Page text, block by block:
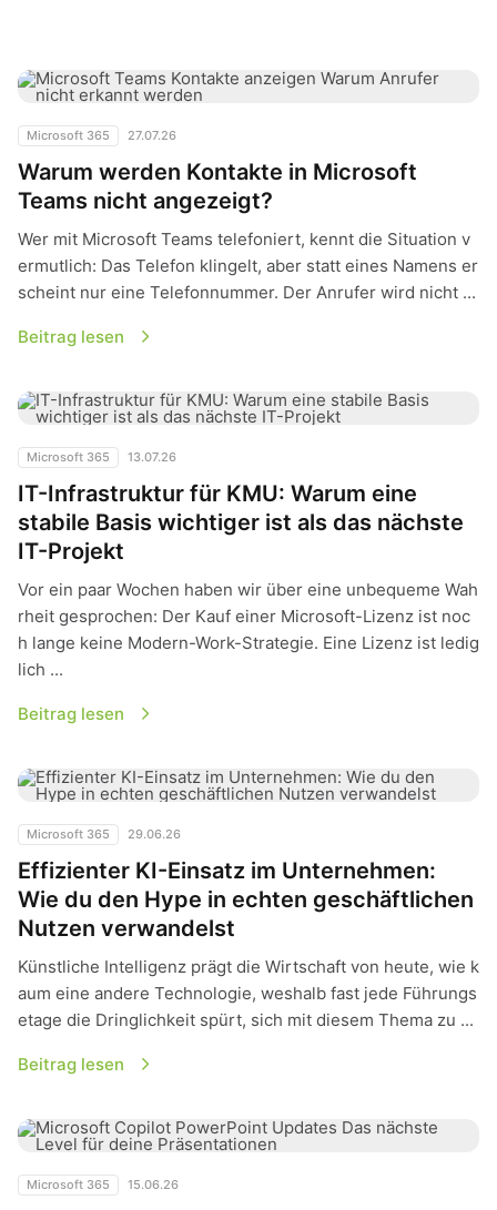
Microsoft 365 27.07.26
Warum werden Kontakte in Microsoft
Teams nicht angezeigt?
Wer mit Microsoft Teams telefoniert, kennt die Situation v
ermutlich: Das Telefon klingelt, aber statt eines Namens er
scheint nur eine Telefonnummer. Der Anrufer wird nicht ...
Beitrag lesen
Warum werden Kontakte in Microsoft Teams nicht angezeigt?
Microsoft 365 13.07.26
IT-Infrastruktur für KMU: Warum eine
stabile Basis wichtiger ist als das nächste
IT-Projekt
Vor ein paar Wochen haben wir über eine unbequeme Wah
rheit gesprochen: Der Kauf einer Microsoft-Lizenz ist noc
h lange keine Modern-Work-Strategie. Eine Lizenz ist ledig
lich ...
Beitrag lesen
IT-Infrastruktur für KMU: Warum eine stabile Basis wichtiger
Microsoft 365 29.06.26
Effizienter KI-Einsatz im Unternehmen:
Wie du den Hype in echten geschäftlichen
Nutzen verwandelst
Künstliche Intelligenz prägt die Wirtschaft von heute, wie k
aum eine andere Technologie, weshalb fast jede Führungs
etage die Dringlichkeit spürt, sich mit diesem Thema zu ...
Beitrag lesen
Effizienter KI-Einsatz im Unternehmen: Wie du den Hype in
Microsoft 365 15.06.26
Microsoft Copilot PowerPoint Updates: Das nächste Level